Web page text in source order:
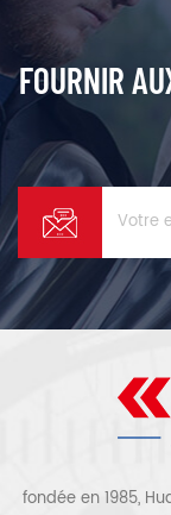
FOURNIR
fondée en 1985,